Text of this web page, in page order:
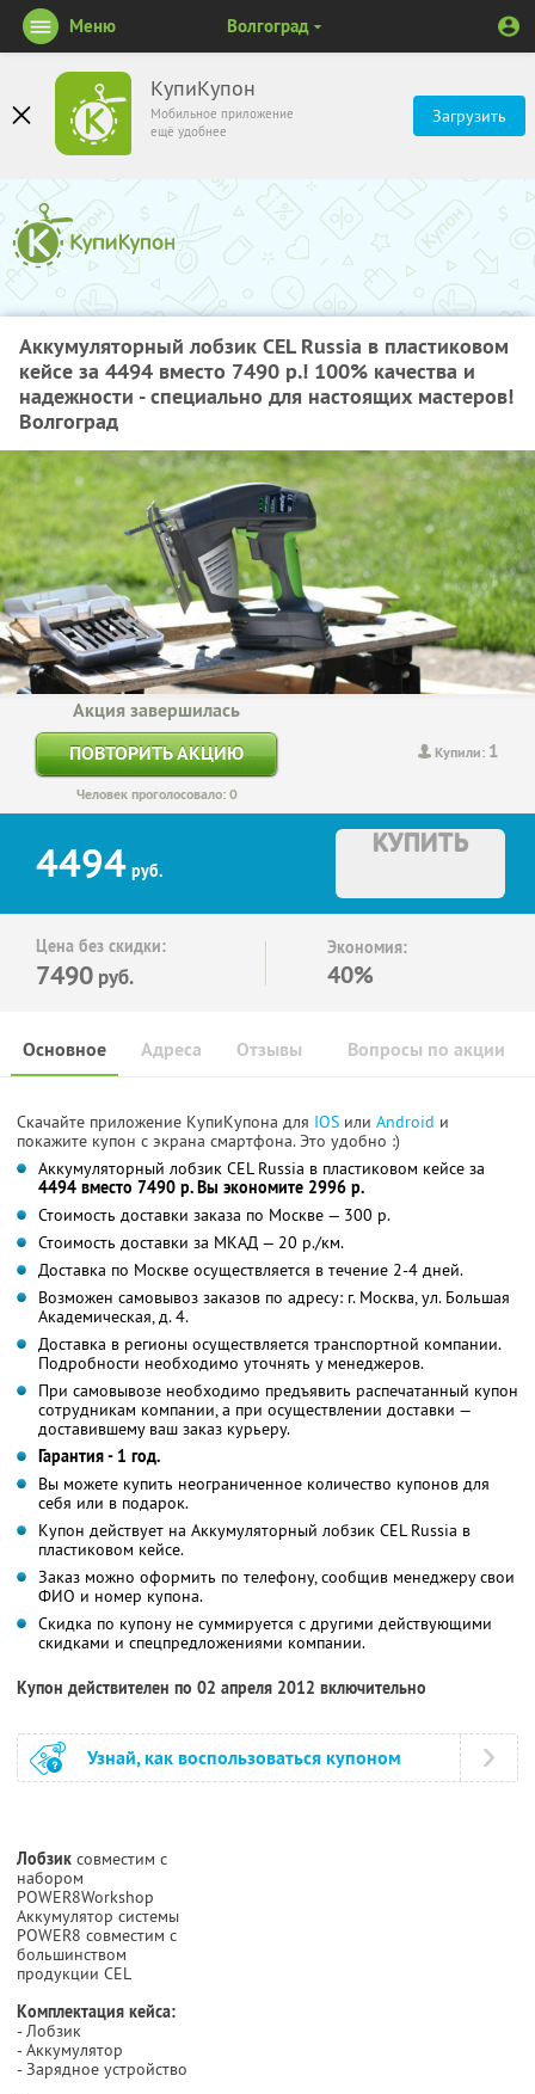
КупиКупон
Мобильное приложение
ещё удобнее
Загрузить
Меню Волгоград
Аккумуляторный лобзик CEL Russia в пластиковом
кейсе за 4494 вместо 7490 р.! 100% качества и
надежности - специально для настоящих мастеров!
Волгоград
Купили: 1
Акция завершилась
ПОВТОРИТЬ АКЦИЮ
Человек проголосовало: 0
4494 руб.
КУПИТЬ
Цена без скидки:
7490 руб.
Экономия:
40%
Основное Отзывы Вопросы по акции
Адреса
Скачайте приложение КупиКупона для IOS или Android и
покажите купон с экрана смартфона. Это удобно :)
Аккумуляторный лобзик CEL Russia в пластиковом кейсе за
4494 вместо 7490 р. Вы экономите 2996 р.
Стоимость доставки заказа по Москве — 300 р.
Стоимость доставки за МКАД — 20 р./км.
Доставка по Москве осуществляется в течение 2-4 дней.
Возможен самовывоз заказов по адресу: г. Москва, ул. Большая
Академическая, д. 4.
Доставка в регионы осуществляется транспортной компании.
Подробности необходимо уточнять у менеджеров.
При самовывозе необходимо предъявить распечатанный купон
сотрудникам компании, а при осуществлении доставки —
доставившему ваш заказ курьеру.
Гарантия - 1 год.
Вы можете купить неограниченное количество купонов для
себя или в подарок.
Купон действует на Аккумуляторный лобзик CEL Russia в
пластиковом кейсе.
Заказ можно оформить по телефону, сообщив менеджеру свои
ФИО и номер купона.
Скидка по купону не суммируется с другими действующими
скидками и спецпредложениями компании.
Купон действителен по 02 апреля 2012 включительно
Узнай, как воспользоваться купоном
Лобзик совместим с
набором
POWER8Workshop
Аккумулятор системы
POWER8 совместим с
большинством
продукции CEL
Комплектация кейса:
- Лобзик
- Аккумулятор
- Зарядное устройство